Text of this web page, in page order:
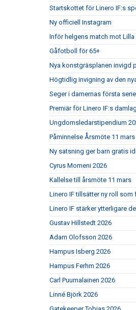
Startskottet för Linero IF:s
Ny officiell Instagram
Inför helgens match mot Lilla
Gåfotboll för 65+
Nya konstgräsplanen invigd
Högtidlig invigning av den
Seger i damernas första
Premiär för Linero IF:s damlag
Ungdomsledarstipendium
Påminnelse Årsmöte 11 mars
Ny satsning ger barn gratis
Cyrus Momeni 2026
Kallelse till årsmöte 11 mars
Linero IF tillsätter ny roll
Linero IF stärker ytterligare
Gustav Hillstedt 2026
Adam Olofsson 2026
Hampus Isberg 2026
Hampus Ferhm 2026
Carl Puumalainen 2026
Linné Björk 2026